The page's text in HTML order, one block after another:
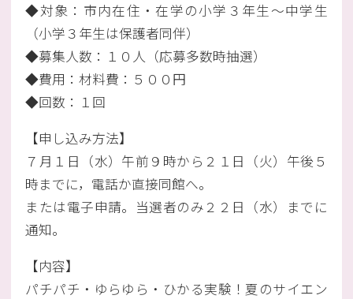
◆対象：市内在住・在学の小学３年生～中学生
（小学３年生は保護者同伴）
◆募集人数：１０人（応募多数時抽選）
◆費用：材料費：５００円
◆回数：１回
【申し込み方法】
７月１日（水）午前９時から２１日（火）午後５
時までに，電話か直接同館へ。
または電子申請。当選者のみ２２日（水）までに
通知。
【内容】
パチパチ・ゆらゆら・ひかる実験！夏のサイエン